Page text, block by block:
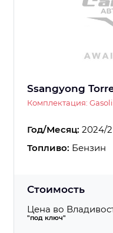
Ssangyong
Комплектация:
Год/Месяц: 2024/2
Топливо: Бензин
Стоимость
Цена во
"под ключ"